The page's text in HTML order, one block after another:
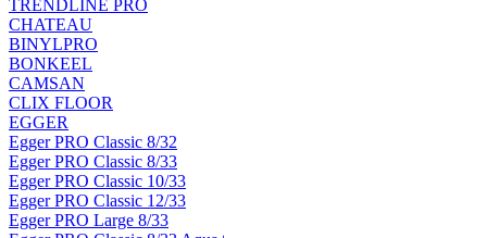
TRENDLINE PRO
CHATEAU
BINYLPRO
BONKEEL
CAMSAN
CLIX FLOOR
EGGER
Egger PRO Classic 8/32
Egger PRO Classic 8/33
Egger PRO Classic 10/33
Egger PRO Classic 12/33
Egger PRO Large 8/33